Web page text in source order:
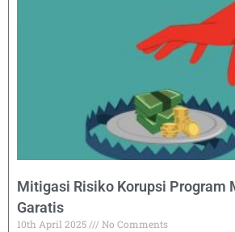
Mitigasi Risiko Korupsi Program
Garatis
10th April 2025
No Comments